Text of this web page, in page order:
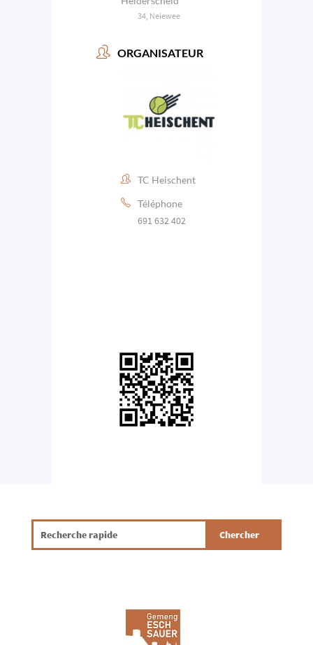
34, Neiewee
ORGANISATEUR
TC Heischent
Téléphone
691 632 402